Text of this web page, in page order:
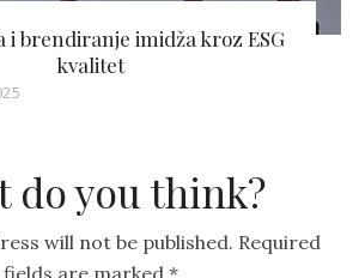
i brendiranje imidža kroz ESG
kvalitet
do you think?
will not be published. Required
fields are marked *